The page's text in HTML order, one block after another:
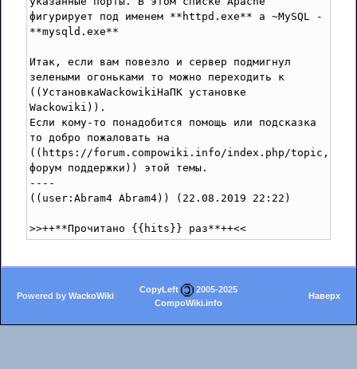
фигурирует под именем **httpd.exe** a ~MySQL -
**mysqld.exe**
Итак, если вам повезло и сервер подмигнул
зелеными огоньками то можно переходить к
((УстановкаWackowikiНаПК установке
Wackowiki)).
Если кому-то понадобится помощь или подсказка
то добро пожаловать на
((https://forum.compowiki.info/index.php/
форум поддержки)) этой темы.
----
((user:Abram4 Abram4)) (22.08.2019 22:22)
Powered by WackoWiki
CopyLeft
2005-2025
CompoWiki.info
Наверх